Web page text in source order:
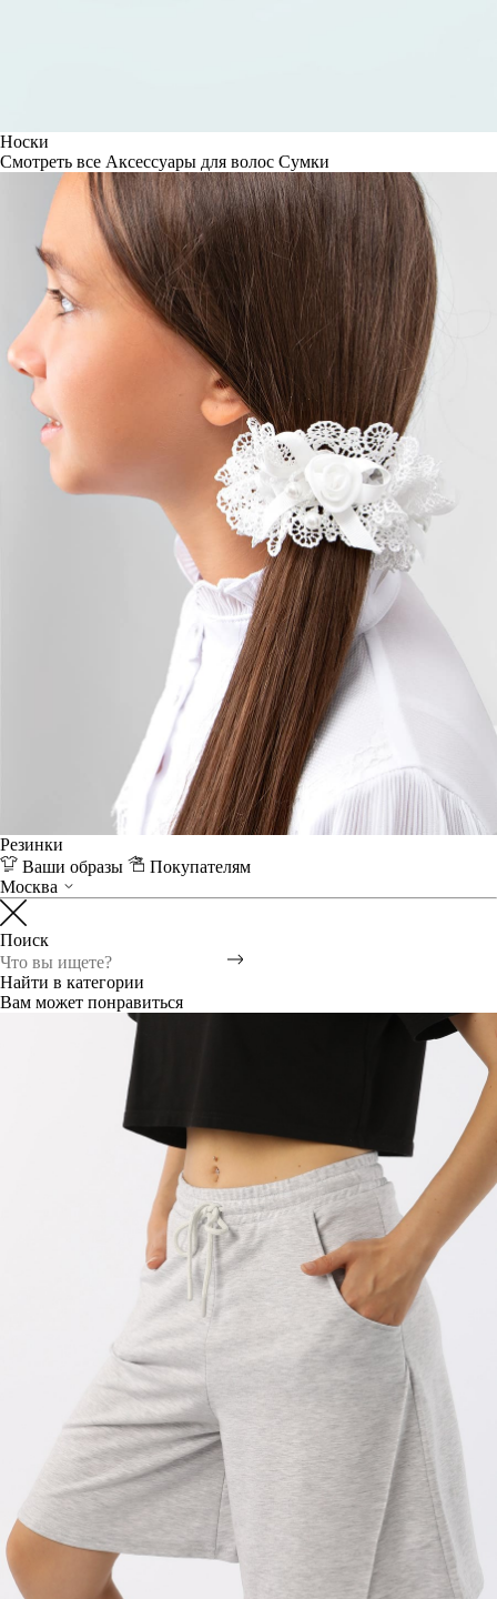
Носки
Смотреть все Аксессуары для волос Сумки
Резинки
Ваши образы
Покупателям
Москва
Поиск
Найти в категории
Вам может понравиться